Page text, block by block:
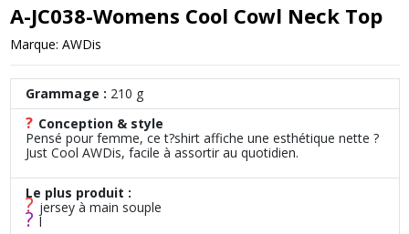
A-JC038-Womens Cool Cowl Neck Top
Marque: AWDis
Grammage : 210 g
? Conception & style
Pensé pour femme, ce t?shirt affiche une esthétique nette ?
Just Cool AWDis, facile à assortir au quotidien.
Le plus produit :
? jersey à main souple
? l